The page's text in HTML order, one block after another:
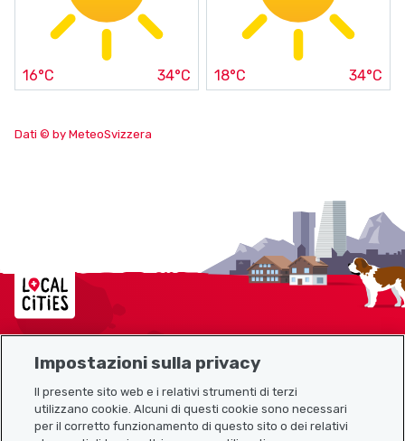
16°C 34°C 18°C 34°C
Dati © by MeteoSvizzera
Localcities
Link utili
Impostazioni sulla privacy
Il presente sito web e i relativi strumenti di terzi
utilizzano cookie. Alcuni di questi cookie sono necessari
per il corretto funzionamento di questo sito o dei relativi